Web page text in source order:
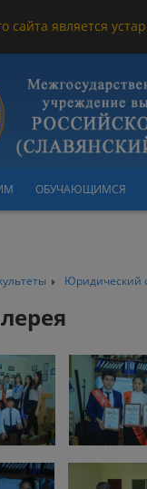
сайта является
ОБУЧАЮЩИМСЯ
Юридический